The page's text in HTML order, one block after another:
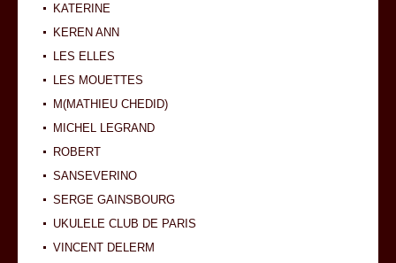
KATERINE
KEREN ANN
LES ELLES
LES MOUETTES
M(MATHIEU CHEDID)
MICHEL LEGRAND
ROBERT
SANSEVERINO
SERGE GAINSBOURG
UKULELE CLUB DE PARIS
VINCENT DELERM